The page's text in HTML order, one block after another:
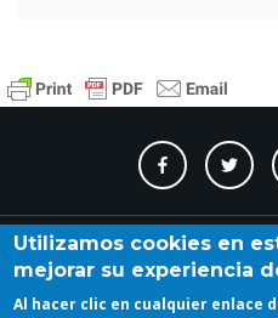
Contacto Accesibilidad
Utilizamos cookies en
mejorar su experiencia
Al hacer clic en cualquier enlace